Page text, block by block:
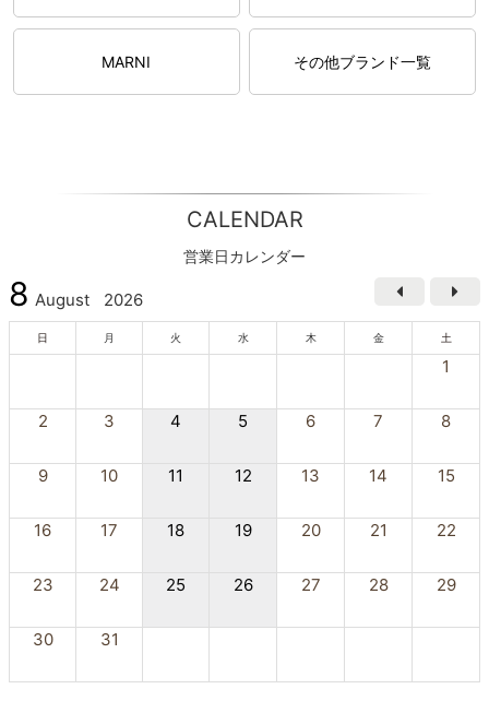
MARNI その他ブランド一覧
CALENDAR
営業日カレンダー
8 August 2026
日 月 火 水 木 金 土
1
2 3 4 5 6 7 8
9 10 11 12 13 14 15
16 17 18 19 20 21 22
23 24 25 26 27 28 29
30 31